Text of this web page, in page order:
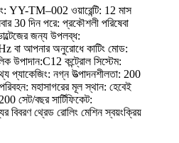
YY-TM–002 ওয়ারেন্টি: 12 মাস
30 দিন পরে: প্রকৌশলী পরিষেবা
জন্য উপলব্ধ:
বা আপনার অনুরোধে কাটিং মোড:
উপাদান:C12 কন্ট্রোল সিস্টেম:
প্যাকেজিং: নগ্ন উত্পাদনশীলতা: 200
মহাসাগরের মূল স্থান: হেবেই
সেট/বছর সার্টিফিকেট:
থ্রেড রোলিং মেশিন স্বয়ংক্রিয়